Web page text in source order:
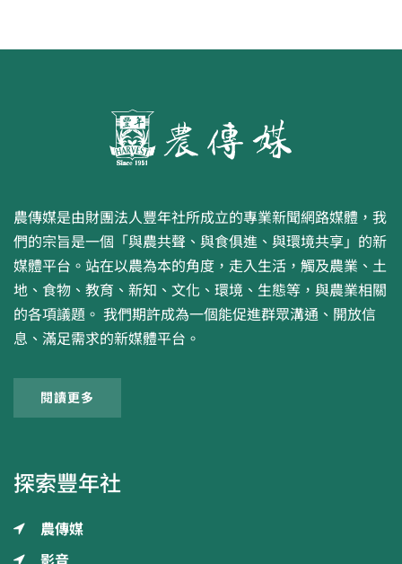
農傳媒是由財團法人豐年社所成立的專業新聞網路媒體，我
們的宗旨是一個「與農共聲、與食俱進、與環境共享」的新
媒體平台。站在以農為本的角度，走入生活，觸及農業、土
地、食物、教育、新知、文化、環境、生態等，與農業相關
的各項議題。 我們期許成為一個能促進群眾溝通、開放信
息、滿足需求的新媒體平台。
閱讀更多
探索豐年社
農傳媒